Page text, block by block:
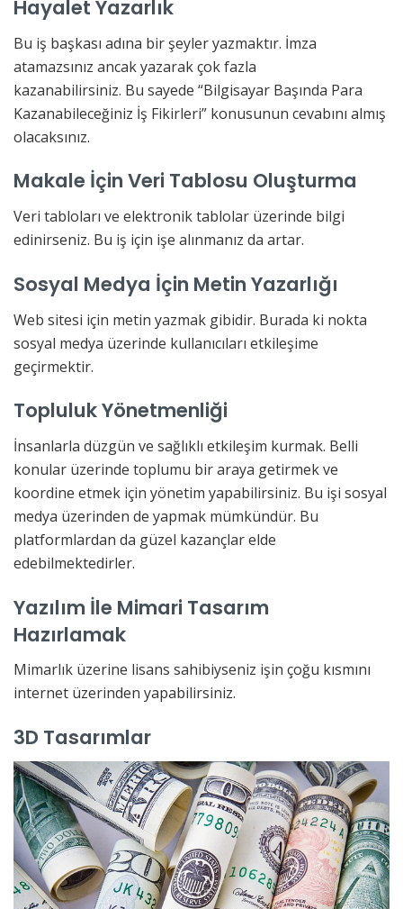
Hayalet Yazarlık
Bu iş başkası adına bir şeyler yazmaktır. İmza
atamazsınız ancak yazarak çok fazla
kazanabilirsiniz. Bu sayede “Bilgisayar Başında Para
Kazanabileceğiniz İş Fikirleri” konusunun cevabını almış
olacaksınız.
Makale İçin Veri Tablosu Oluşturma
Veri tabloları ve elektronik tablolar üzerinde bilgi
edinirseniz. Bu iş için işe alınmanız da artar.
Sosyal Medya İçin Metin Yazarlığı
Web sitesi için metin yazmak gibidir. Burada ki nokta
sosyal medya üzerinde kullanıcıları etkileşime
geçirmektir.
Topluluk Yönetmenliği
İnsanlarla düzgün ve sağlıklı etkileşim kurmak. Belli
konular üzerinde toplumu bir araya getirmek ve
koordine etmek için yönetim yapabilirsiniz. Bu işi sosyal
medya üzerinden de yapmak mümkündür. Bu
platformlardan da güzel kazançlar elde
edebilmektedirler.
Yazılım İle Mimari Tasarım
Hazırlamak
Mimarlık üzerine lisans sahibiyseniz işin çoğu kısmını
internet üzerinden yapabilirsiniz.
3D Tasarımlar